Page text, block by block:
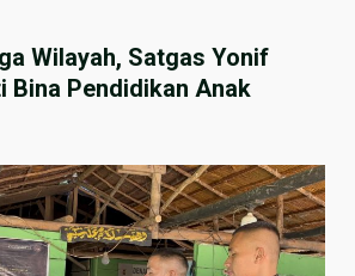
Wilayah, Satgas Yonif
Bina Pendidikan Anak